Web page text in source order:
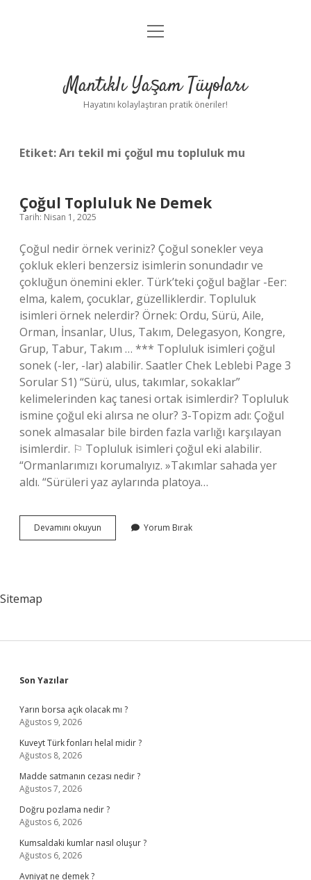
Anasayfa
Yasal Uyarı
menüyü
Mantıklı Yaşam Tüyoları
Hayatını kolaylaştıran pratik öneriler!
Etiket:Arı tekil mi çoğul mu topluluk mu
Çoğul Topluluk Ne Demek
Tarih: Nisan 1, 2025
Çoğul nedir örnek veriniz? Çoğul sonekler veya
çokluk ekleri benzersiz isimlerin sonundadır ve
çokluğun önemini ekler. Türk’teki çoğul bağlar -Eer:
elma, kalem, çocuklar, güzelliklerdir. Topluluk
isimleri örnek nelerdir? Örnek: Ordu, Sürü, Aile,
Orman, İnsanlar, Ulus, Takım, Delegasyon, Kongre,
Grup, Tabur, Takım … *** Topluluk isimleri çoğul
sonek (-ler, -lar) alabilir. Saatler Chek Leblebi Page 3
Sorular S1) “Sürü, ulus, takımlar, sokaklar”
kelimelerinden kaç tanesi ortak isimlerdir? Topluluk
ismine çoğul eki alırsa ne olur? 3-Topizm adı: Çoğul
sonek almasalar bile birden fazla varlığı karşılayan
isimlerdir. ⚐ Topluluk isimleri çoğul eki alabilir.
“Ormanlarımızı korumalıyız. »Takımlar sahada yer
aldı. “Sürüleri yaz aylarında platoya…
Devamını okuyun
Topluluk
Yorum Bırak
Sitemap
Sidebar
Son Yazılar
Yarın borsa açık olacak mı ?
Ağustos 9, 2026
Kuveyt Türk fonları helal midir ?
Ağustos 8, 2026
Madde satmanın cezası nedir ?
Ağustos 7, 2026
Doğru pozlama nedir ?
Ağustos 6, 2026
Kumsaldaki kumlar nasıl oluşur ?
Ağustos 6, 2026
Avniyat ne demek ?